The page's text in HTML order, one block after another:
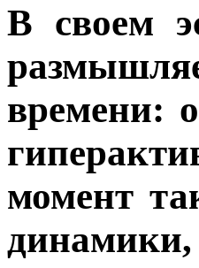
В своем
времени:
момент